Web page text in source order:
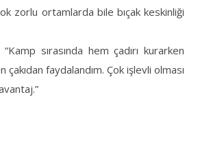
zorlu ortamlarda bile bıçak keskinliği
sırasında hem çadırı kurarken
faydalandım. Çok işlevli olması